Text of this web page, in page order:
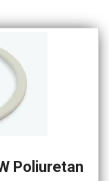
Poliuretan